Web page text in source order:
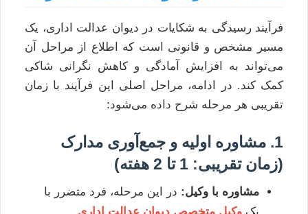
فرآیند رسیدگی به شکایات در دیوان عدالت اداری، یک
مسیر مشخص و قانونی است که اطلاع از مراحل آن
می‌تواند به افزایش آمادگی و کاهش نگرانی شاکی
کمک کند. در ادامه، مراحل اصلی این فرآیند با زمان
تقریبی هر مرحله شرح داده می‌شود:
1. مشاوره اولیه و جمع‌آوری مدارک
(زمان تقریبی: 1 تا 2 هفته)
مشاوره با وکیل: در این مرحله، فرد متضرر با
یک وکیل متخصص دیوان عدالت اداری